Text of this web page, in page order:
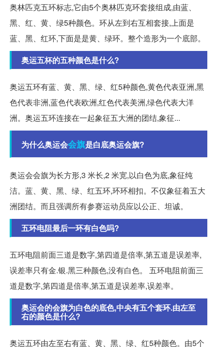
奥林匹克五环标志,它由5个奥林匹克环套接组成,由蓝、
黑、红、黄、绿5种颜色。环从左到右互相套接,上面是
蓝、黑、红环,下面是是黄、绿环。整个造形为一个底部。
奥运五杯的五种颜色是什么?
奥运五环有蓝、黄、黑、绿、红5种颜色,黄色代表亚洲,黑
色代表非洲,蓝色代表欧洲,红色代表美洲,绿色代表大洋
洲。奥运五环连接在一起象征五大洲的团结,象征...
为什么奥运会会旗是白底奥运会旗?
奥运会会旗为长方形,3 米长,2 米宽,以白色为底,象征纯
洁。蓝、黄、黑、绿、红五环,环环相扣。不仅象征着五大
洲团结。而且强调所有参赛运动员应以公正、坦诚。
五环电阻最后一环有白色吗?
五环电阻前面三道是数字,第四道是倍率,第五道是误差率,
误差率只有金.银.黑三种颜色,没有白色。 五环电阻前面三
道是数字,第四道是倍率,第五道是误差率,误差率。
奥运会的会旗为白色的底色,中央有五个套环.由左至
右的颜色是什么?
奥运五环由左至右有蓝、黄、黑、绿、红5种颜色。由5个